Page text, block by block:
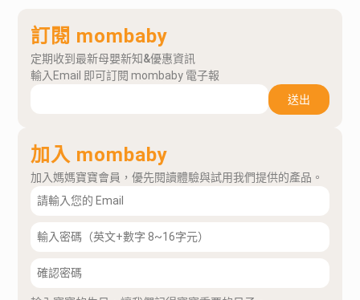
訂閱 mombaby
定期收到最新母嬰新知&優惠資訊
輸入Email 即可訂閱 mombaby 電子報
送出
加入 mombaby
加入媽媽寶寶會員，優先閱讀體驗與試用我們提供的產品。